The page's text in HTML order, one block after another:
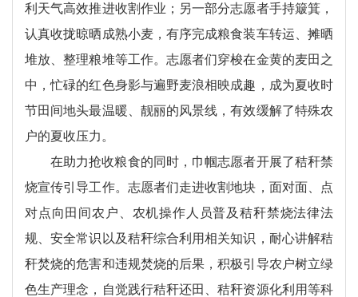
利天气高效推进收割作业；另一部分志愿者手持簸箕，
认真收拢晾晒成熟小麦，有序完成粮食装车转运、摊晒
堆放、整理粮堆等工作。志愿者们穿梭在金黄的麦田之
中，忙碌的红色身影与遍野麦浪相映成趣，成为夏收时
节田间地头最温暖、靓丽的风景线，有效缓解了特殊农
户的夏收压力。
在助力抢收粮食的同时，巾帼志愿者开展了秸秆禁
烧宣传引导工作。志愿者们走进收割地块，面对面、点
对点向田间农户、农机操作人员普及秸秆禁烧法律法
规、安全常识以及秸秆综合利用相关知识，耐心讲解秸
秆焚烧的危害和违规焚烧的后果，积极引导农户树立绿
色生产理念，自觉践行秸秆还田、秸秆资源化利用等科